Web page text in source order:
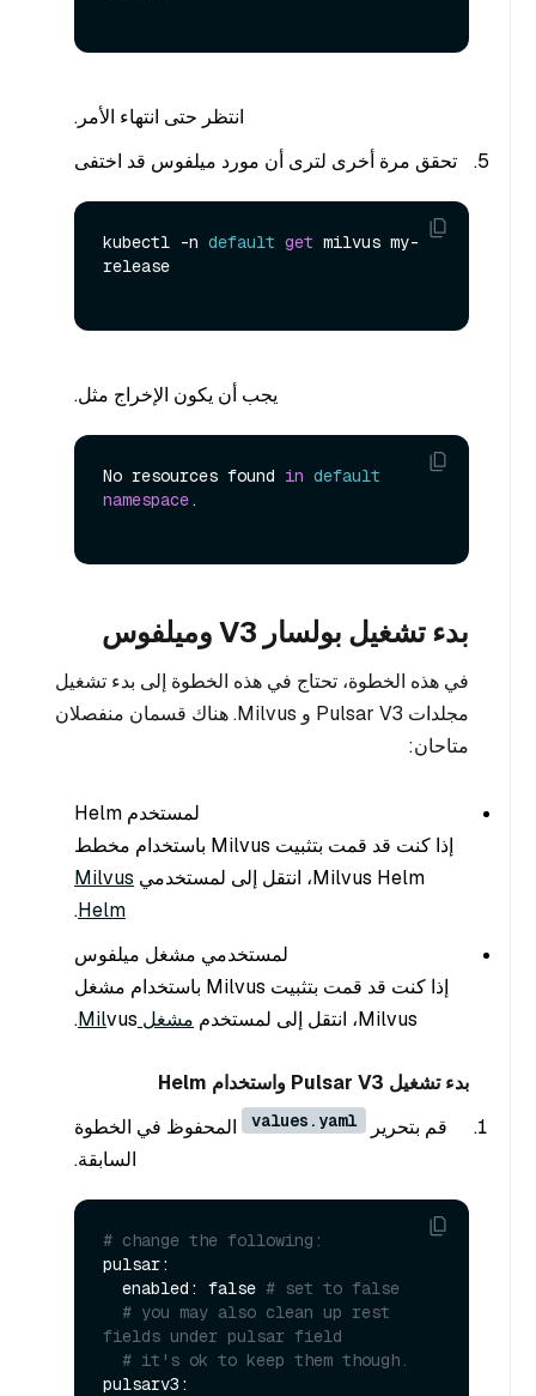
انتظر حتى انتهاء الأمر.
تحقق مرة أخرى لترى أن مورد ميلفوس قد اختفى
kubectl -n default get milvus my-
release
يجب أن يكون الإخراج مثل.
No resources found in default
namespace.
بدء تشغيل بولسار V3 وميلفوس
في هذه الخطوة، تحتاج في هذه الخطوة إلى بدء تشغيل
مجلدات Pulsar V3 و Milvus. هناك قسمان منفصلان
متاحان:
لمستخدم Helm
إذا كنت قد قمت بتثبيت Milvus باستخدام مخطط
Milvus Helm، انتقل إلى لمستخدمي
Milvus
Helm
.
لمستخدمي مشغل ميلفوس
إذا كنت قد قمت بتثبيت Milvus باستخدام مشغل
Milvus، انتقل إلى لمستخدم
مشغل Mil vus.
بدء تشغيل Pulsar V3 واستخدام Helm
قم بتحرير
values.yaml
المحفوظ في الخطوة
السابقة.
# change the following:
pulsar:
  enabled: false
# set to false
# you may also clean up rest
fields under pulsar field
# it's ok to keep them though.
pulsarv3: